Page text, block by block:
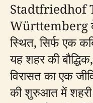
Stadtfriedhof
Württemberg
स्थित, सिर्फ एक
यह शहर की
विरासत का एक
की शुरुआत में शहरी